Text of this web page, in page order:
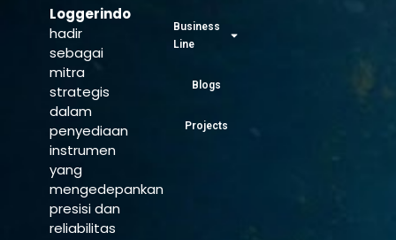
Loggerindo
hadir
sebagai
mitra
strategis
dalam
penyediaan
instrumen
yang
mengedepankan
presisi dan
reliabilitas
Business
Line
Blogs
Projects